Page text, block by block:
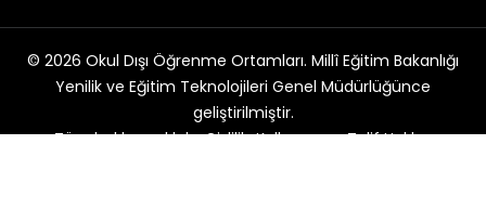
© 2026 Okul Dışı Öğrenme Ortamları. Millî Eğitim Bakanlığı
Yenilik ve Eğitim Teknolojileri Genel Müdürlüğünce
geliştirilmiştir.
Tüm hakları saklıdır. Gizlilik, Kullanım ve Telif Hakları